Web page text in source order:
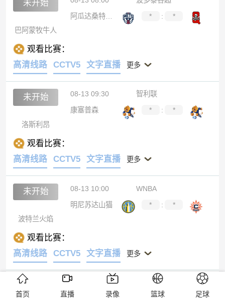
首页 直播 录像 篮球 足球
未开始
阿瓜达桑特罗斯
* :
*
巴阿蒙牧牛人
观看比赛：
高清线路
CCTV5 文字直播 更多
未开始 08-13 09:30
智利联
康塞普森
* :
*
洛斯利昂
观看比赛：
高清线路
CCTV5 文字直播 更多
未开始 08-13 10:00
WNBA
明尼苏达山猫
* :
*
波特兰火焰
观看比赛：
高清线路
CCTV5 文字直播 更多
未开始 08-13 10:00
WNBA